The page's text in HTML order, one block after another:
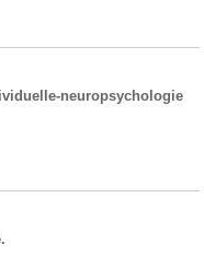
neuropsychologie